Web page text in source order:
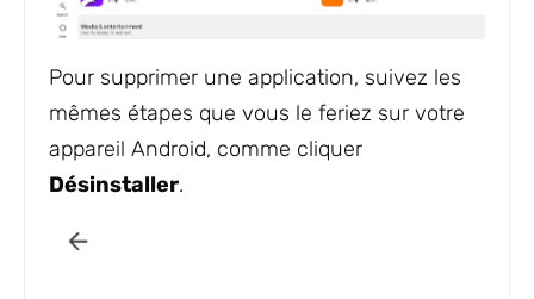
Pour supprimer une application, suivez les
mêmes étapes que vous le feriez sur votre
appareil Android, comme cliquer
Désinstaller.